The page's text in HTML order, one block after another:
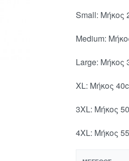
Small: Μήκος
Medium:
Large: Μήκος
XL: Μήκος
3XL: Mήκος
4XL: Μήκος